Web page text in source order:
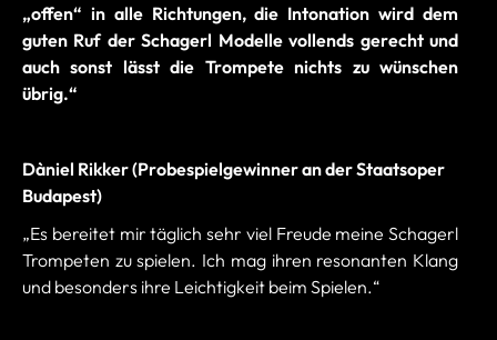
„offen“ in alle Richtungen, die Intonation wird dem
guten Ruf der Schagerl Modelle vollends gerecht und
auch sonst lässt die Trompete nichts zu wünschen
übrig.“
Dàniel Rikker (Probespielgewinner an der Staatsoper
Budapest)
„Es bereitet mir täglich sehr viel Freude meine Schagerl
Trompeten zu spielen. Ich mag ihren resonanten Klang
und besonders ihre Leichtigkeit beim Spielen.“